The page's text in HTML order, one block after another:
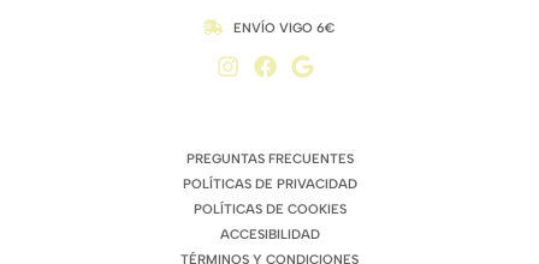
ENVÍO VIGO 6€
PREGUNTAS FRECUENTES
POLÍTICAS DE PRIVACIDAD
POLÍTICAS DE COOKIES
ACCESIBILIDAD
TÉRMINOS Y CONDICIONES